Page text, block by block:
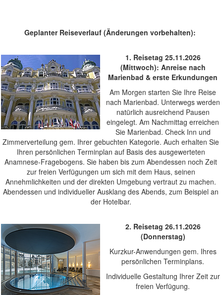
Geplanter Reiseverlauf (Änderungen vorbehalten):
1. Reisetag 25.11.2026
(Mittwoch): Anreise nach
Marienbad & erste Erkundungen
Am Morgen starten Sie Ihre Reise
nach Marienbad. Unterwegs werden
natürlich ausreichend Pausen
eingelegt. Am Nachmittag erreichen
Sie Marienbad. Check Inn und
Zimmerverteilung gem. Ihrer gebuchten Kategorie. Auch erhalten Sie
Ihren persönlichen Terminplan auf Basis des ausgewerteten
Anamnese-Fragebogens. Sie haben bis zum Abendessen noch Zeit
zur freien Verfügungen um sich mit dem Haus, seinen
Annehmlichkeiten und der direkten Umgebung vertraut zu machen.
Abendessen und individueller Ausklang des Abends, zum Beispiel an
der Hotelbar.
2. Reisetag 26.11.2026
(Donnerstag)
Kurzkur-Anwendungen gem. Ihres
persönlichen Terminplans.
Individuelle Gestaltung Ihrer Zeit zur
freien Verfügung.